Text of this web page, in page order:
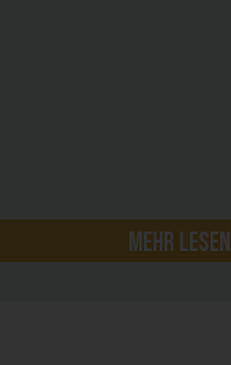
mehr lesen